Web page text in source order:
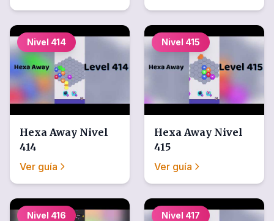
Nivel 414
Hexa Away Nivel
414
Ver guía
Nivel 415
Hexa Away Nivel
415
Ver guía
Nivel 416 Nivel 417